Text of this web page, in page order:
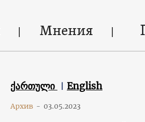
Мнения
ქართული English
Архив - 03.05.2023